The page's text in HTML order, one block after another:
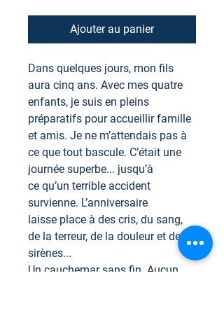
Ajouter au panier
Dans quelques jours, mon fils
aura cinq ans. Avec mes quatre
enfants, je suis en pleins
préparatifs pour accueillir famille
et amis. Je ne m’attendais pas à
ce que tout bascule. C’était une
journée superbe... jusqu’à
ce qu’un terrible accident
survienne. L’anniversaire
laisse place à des cris, du sang,
de la terreur, de la douleur et des
sirènes...
Un cauchemar sans fin. Aucun